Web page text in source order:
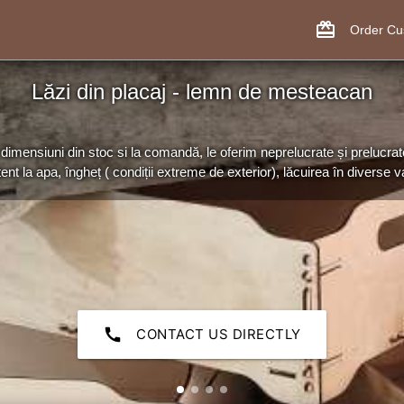
card_giftcard Order
call CONTACT US DIRECTLY
Lăzi din placaj - lemn de mesteacan
din stoc si la comandă, le oferim neprelucrate și
la apa, îngheț ( condiții extreme de exterior), lăcuirea în diverse